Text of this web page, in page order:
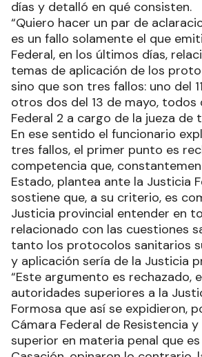
días y detalló en qué consisten.
“Quiero hacer un par de
es un fallo solamente el que
Federal, en los últimos días,
temas de aplicación de los
sino que son tres fallos: uno del
otros dos del 13 de mayo, todos
Federal 2 a cargo de la jueza de
En ese sentido el funcionario
tres fallos, el primer punto es
competencia que,
Estado, plantea ante la Justicia
sostiene que, a su criterio, es
Justicia provincial entender en
relacionado con las cuestiones
tanto los protocolos sanitarios
y aplicación sería de la Justicia
“Este argumento es rechazado,
autoridades superiores a la
Formosa que así se expidieron,
Cámara Federal de Resistencia
superior en materia penal que